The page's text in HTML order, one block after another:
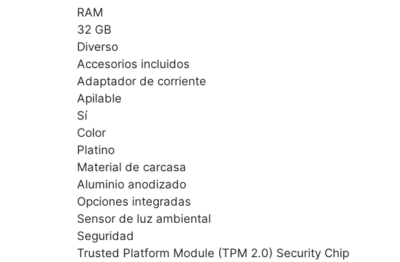
RAM
32 GB
Diverso
Accesorios incluidos
Adaptador de corriente
Apilable
Sí
Color
Platino
Material de carcasa
Aluminio anodizado
Opciones integradas
Sensor de luz ambiental
Seguridad
Trusted Platform Module (TPM 2.0) Security Chip